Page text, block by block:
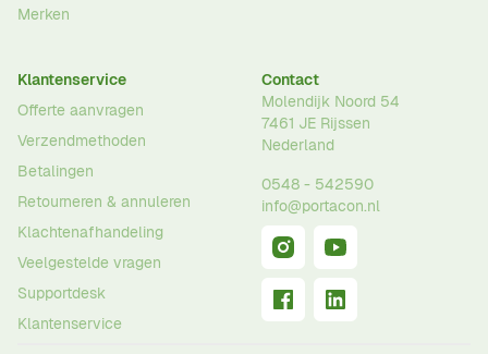
Merken
Klantenservice
Offerte aanvragen
Verzendmethoden
Betalingen
Retourneren & annuleren
Klachtenafhandeling
Veelgestelde vragen
Supportdesk
Klantenservice
Contact
Molendijk Noord 54
7461 JE Rijssen
Nederland
0548 - 542590
info@portacon.nl